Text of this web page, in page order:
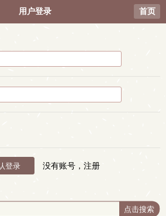
用户登录 首页
没有账号，注册